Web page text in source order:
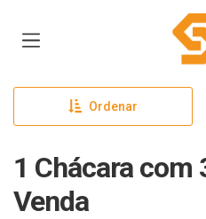
Ordenar
1 Chácara com
Venda